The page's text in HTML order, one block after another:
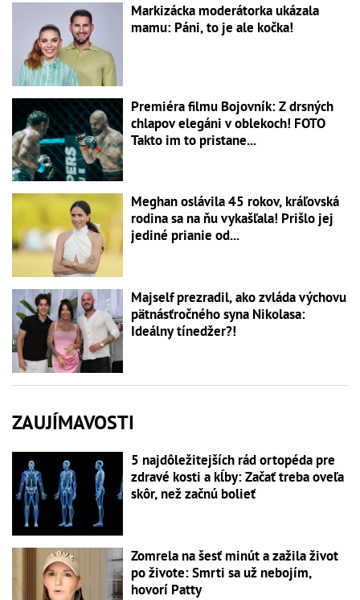
Markizácka moderátorka ukázala
mamu: Páni, to je ale kočka!
Premiéra filmu Bojovník: Z drsných
chlapov elegáni v oblekoch! FOTO
Takto im to pristane...
Meghan oslávila 45 rokov, kráľovská
rodina sa na ňu vykašľala! Prišlo jej
jediné prianie od...
Majself prezradil, ako zvláda výchovu
pätnásťročného syna Nikolasa:
Ideálny tínedžer?!
ZAUJÍMAVOSTI
5 najdôležitejších rád ortopéda pre
zdravé kosti a kĺby: Začať treba oveľa
skôr, než začnú bolieť
Zomrela na šesť minút a zažila život
po živote: Smrti sa už nebojím,
hovorí Patty